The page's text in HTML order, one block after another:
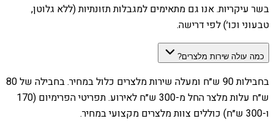
בשר עיקריות. אנו גם מתאימים למגבלות תזונתיות (ללא גלוטן,
טבעוני וכו׳) לפי דרישה.
כמה עולה שירות מלצרים?
בחבילות 90 ש״ח ומעלה שירות מלצרים כלול במחיר. בחבילה של 80
ש״ח עלות מלצר החל מ-300 ש״ח לאירוע. תפריטי הפרימיום (170
ו-300 ש״ח) כוללים צוות מלצרים מקצועי במחיר.